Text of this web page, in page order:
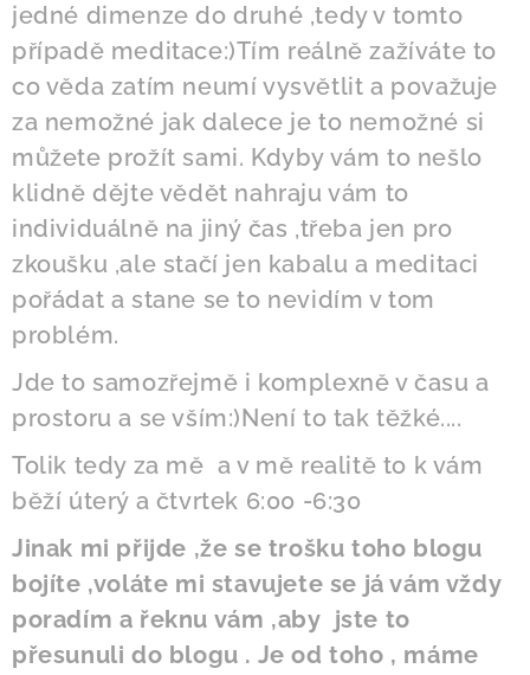
jedné dimenze do druhé ,tedy v tomto
případě meditace:)Tím reálně zažíváte to
co věda zatím neumí vysvětlit a považuje
za nemožné jak dalece je to nemožné si
můžete prožít sami. Kdyby vám to nešlo
klidně dějte vědět nahraju vám to
individuálně na jiný čas ,třeba jen pro
zkoušku ,ale stačí jen kabalu a meditaci
pořádat a stane se to nevidím v tom
problém.
Jde to samozřejmě i komplexně v času a
prostoru a se vším:)Není to tak těžké....
Tolik tedy za mě a v mě realitě to k vám
běží úterý a čtvrtek 6:00 -6:30
Jinak mi přijde ,že se trošku toho blogu
bojíte ,voláte mi stavujete se já vám vždy
poradím a řeknu vám ,aby jste to
přesunuli do blogu . Je od toho , máme